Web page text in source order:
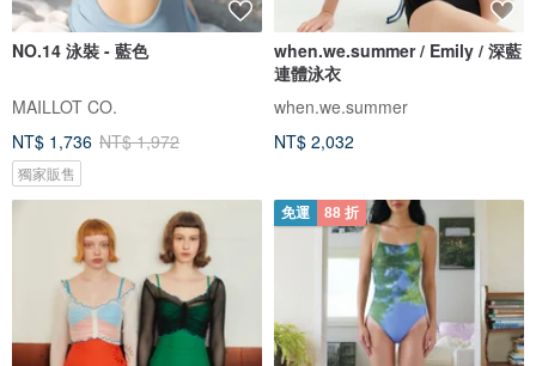
NO.14 泳裝 - 藍色
MAILLOT CO.
NT$ 1,736 NT$ 1,972
獨家販售
when.we.summer / Emily / 深藍
連體泳衣
when.we.summer
NT$ 2,032
免運 88 折